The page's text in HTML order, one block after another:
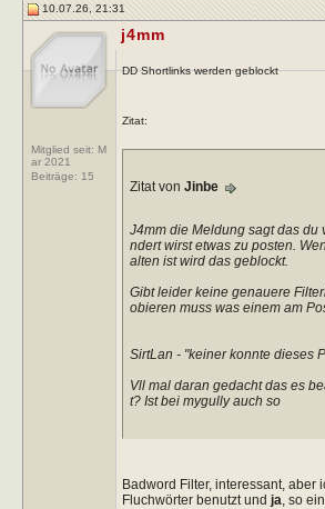
10.07.26, 21:31
Mitglied seit: M
ar 2021
Beiträge: 15
j4mm
DD Shortlinks werden geblockt
Zitat:
Zitat von Jinbe
J4mm die Meldung sagt das du
ndert wirst etwas zu posten.
alten ist wird das geblockt.
Gibt leider keine genauere
obieren muss was einem am
SirtLan - "keiner konnte dieses
Vll mal daran gedacht das es
t? Ist bei mygully auch so
Badword Filter, interessant, aber
Fluchwörter benutzt und ja , so